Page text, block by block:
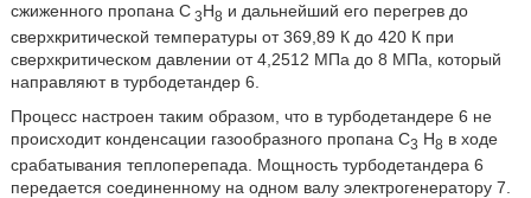
сжиженного пропана C3H8 и дальнейший его перегрев до
сверхкритической температуры от 369,89 К до 420 К при
сверхкритическом давлении от 4,2512 МПа до 8 МПа, который
направляют в турбодетандер 6.
Процесс настроен таким образом, что в турбодетандере 6 не
происходит конденсации газообразного пропана C3 H8 в ходе
срабатывания теплоперепада. Мощность турбодетандера 6
передается соединенному на одном валу электрогенератору 7.